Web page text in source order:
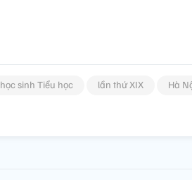
học sinh Tiểu học lần thứ XIX
Hà